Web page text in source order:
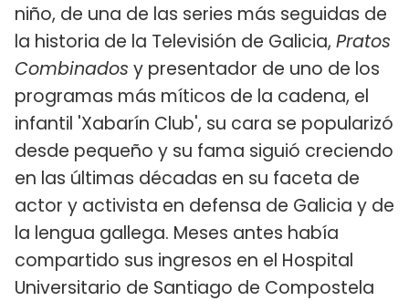
niño, de una de las series más seguidas de
la historia de la Televisión de Galicia, Pratos
Combinados y presentador de uno de los
programas más míticos de la cadena, el
infantil 'Xabarín Club', su cara se popularizó
desde pequeño y su fama siguió creciendo
en las últimas décadas en su faceta de
actor y activista en defensa de Galicia y de
la lengua gallega. Meses antes había
compartido sus ingresos en el Hospital
Universitario de Santiago de Compostela